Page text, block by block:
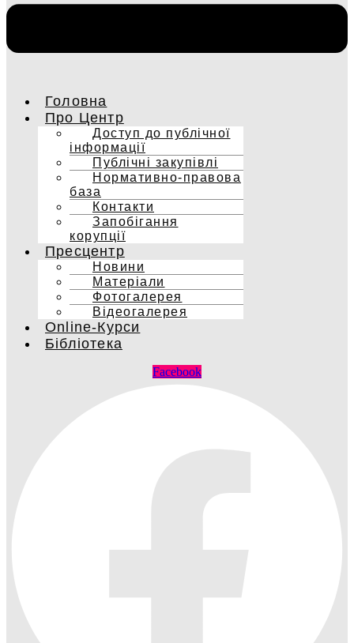
Головна
Про Центр
Доступ до публічної
інформації
Публічні закупівлі
Нормативно-правова
база
Контакти
Запобігання
корупції
Пресцентр
Новини
Матеріали
Фотогалерея
Відеогалерея
Online-Курси
Бібліотека
Facebook